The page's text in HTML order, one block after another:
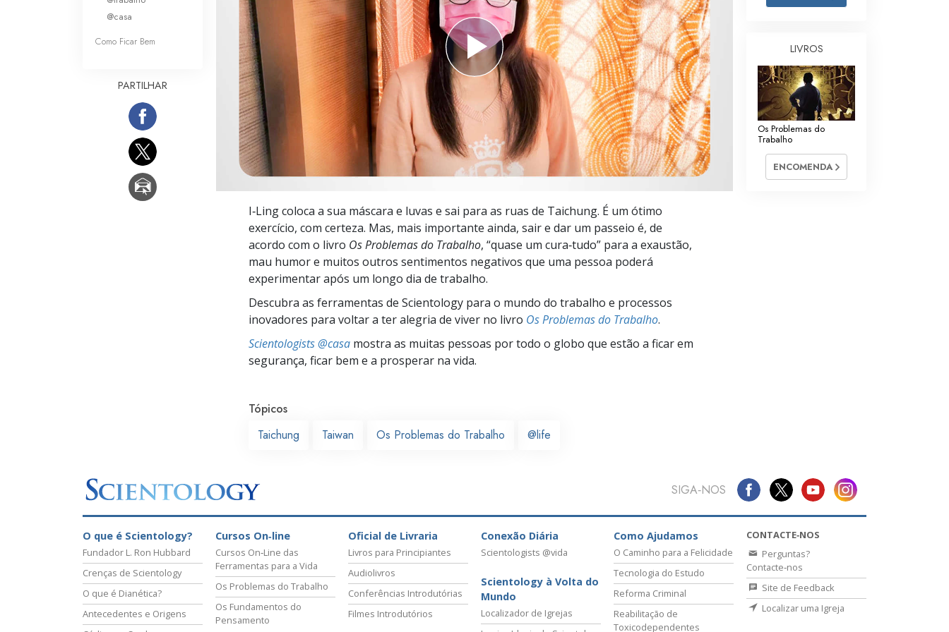
O que é a Grandeza?
Respostas às Drogas
Crianças
Ferramentas para o Local do Trabalho
Ética e as Condições
A Causa da Supressão
Investigações
I‑Ling coloca a sua máscara e luvas e sai para as ruas de Taichung. É um ótimo
exercício, com certeza. Mas, mais importante ainda, sair e dar um passeio é, de
acordo com o livro Os Problemas do Trabalho, “quase um cura‑tudo” para a exaustão,
mau humor e muitos outros sentimentos negativos que uma pessoa poderá
experimentar após um longo dia de trabalho.
Descubra as ferramentas de Scientology para o mundo do trabalho e processos
inovadores para voltar a ter alegria de viver no livro Os Problemas do Trabalho.
Scientologists @casa mostra as muitas pessoas por todo o globo que estão a ficar em
segurança, ficar bem e a prosperar na vida.
Tópicos
Taichung
Taiwan Os Problemas do Trabalho @life
@casa
Como Ficar Bem
PARTILHAR
LIVROS
Os Problemas do
Trabalho
ENCOMENDA
SIGA‑NOS
O que é Scientology?
Fundador L. Ron Hubbard
Crenças de Scientology
O que é Dianética?
Antecedentes e Origens
Cursos On‑line
Cursos On‑Line das
Ferramentas para a Vida
Os Problemas do Trabalho
Os Fundamentos do
Pensamento
Oficial de Livraria
Livros para Principiantes
Audiolivros
Conferências Introdutórias
Filmes Introdutórios
Conexão Diária
Scientologists @vida
Scientology à Volta do
Mundo
Localizador de Igrejas
Como Ajudamos
O Caminho para a Felicidade
Tecnologia do Estudo
Reforma Criminal
Reabilitação de
Toxicodependentes
CONTACTE‑NOS
Perguntas?
Contacte‑nos
Site de Feedback
Localizar uma Igreja